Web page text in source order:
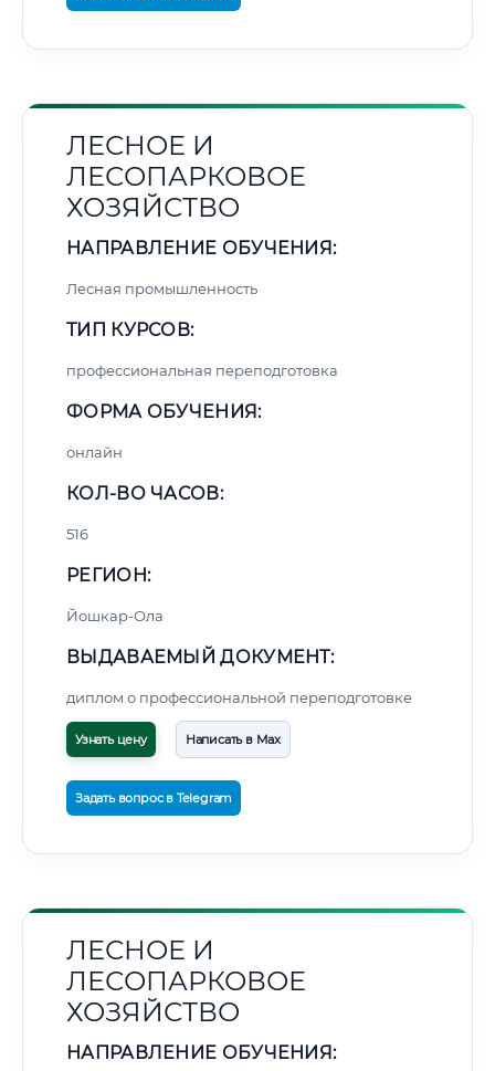
ЛЕСНОЕ И
ЛЕСОПАРКОВОЕ
ХОЗЯЙСТВО
НАПРАВЛЕНИЕ ОБУЧЕНИЯ:
Лесная промышленность
ТИП КУРСОВ:
профессиональная переподготовка
ФОРМА ОБУЧЕНИЯ:
онлайн
КОЛ-ВО ЧАСОВ:
516
РЕГИОН:
Йошкар-Ола
ВЫДАВАЕМЫЙ ДОКУМЕНТ:
диплом о профессиональной переподготовке
Узнать цену Написать в Max
Задать вопрос в Telegram
ЛЕСНОЕ И
ЛЕСОПАРКОВОЕ
ХОЗЯЙСТВО
НАПРАВЛЕНИЕ ОБУЧЕНИЯ: